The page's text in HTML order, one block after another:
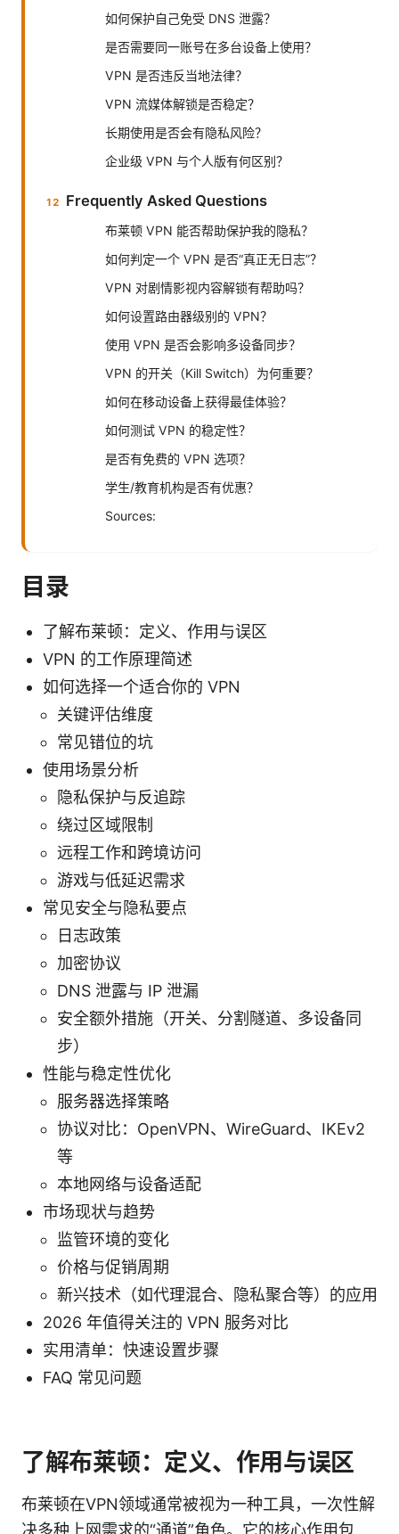
如何保护自己免受 DNS 泄露？
是否需要同一账号在多台设备上使用？
VPN 是否违反当地法律？
VPN 流媒体解锁是否稳定？
长期使用是否会有隐私风险？
企业级 VPN 与个人版有何区别？
Frequently Asked Questions
布莱顿 VPN 能否帮助保护我的隐私？
如何判定一个 VPN 是否“真正无日志”？
VPN 对剧情影视内容解锁有帮助吗？
如何设置路由器级别的 VPN？
使用 VPN 是否会影响多设备同步？
VPN 的开关（Kill Switch）为何重要？
如何在移动设备上获得最佳体验？
如何测试 VPN 的稳定性？
是否有免费的 VPN 选项？
学生/教育机构是否有优惠？
Sources:
目录
了解布莱顿：定义、作用与误区
VPN 的工作原理简述
如何选择一个适合你的 VPN
关键评估维度
常见错位的坑
使用场景分析
隐私保护与反追踪
绕过区域限制
远程工作和跨境访问
游戏与低延迟需求
常见安全与隐私要点
日志政策
加密协议
DNS 泄露与 IP 泄漏
安全额外措施（开关、分割隧道、多设备同
步）
性能与稳定性优化
服务器选择策略
协议对比：OpenVPN、WireGuard、IKEv2
等
本地网络与设备适配
市场现状与趋势
监管环境的变化
价格与促销周期
新兴技术（如代理混合、隐私聚合等）的应用
2026 年值得关注的 VPN 服务对比
实用清单：快速设置步骤
FAQ 常见问题
了解布莱顿：定义、作用与误区
布莱顿在VPN领域通常被视为一种工具，一次性解